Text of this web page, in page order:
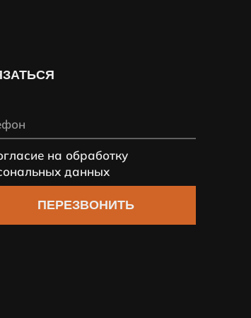
на обработку
данных
ПЕРЕЗВОНИТЬ